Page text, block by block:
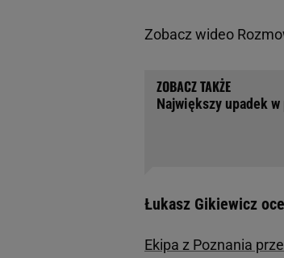
Zobacz wideo
Największy upadek
Łukasz Gikiewicz
Ekipa z Poznania